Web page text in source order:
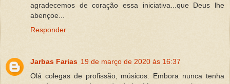
agradecemos de coração essa iniciativa...que Deus lhe
abençoe...
Responder
Jarbas Farias 19 de março de 2020 às 16:37
Olá colegas de profissão, músicos. Embora nunca tenha